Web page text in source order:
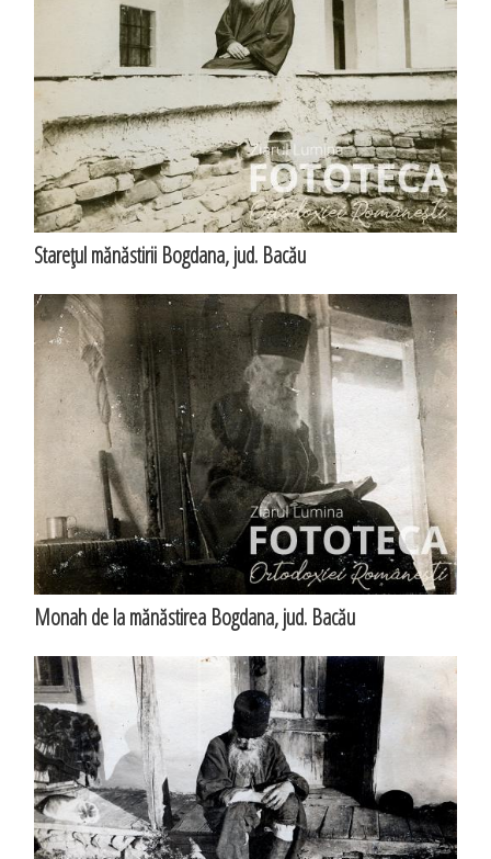
Stareţul mănăstirii Bogdana, jud. Bacău
Monah de la mănăstirea Bogdana, jud. Bacău